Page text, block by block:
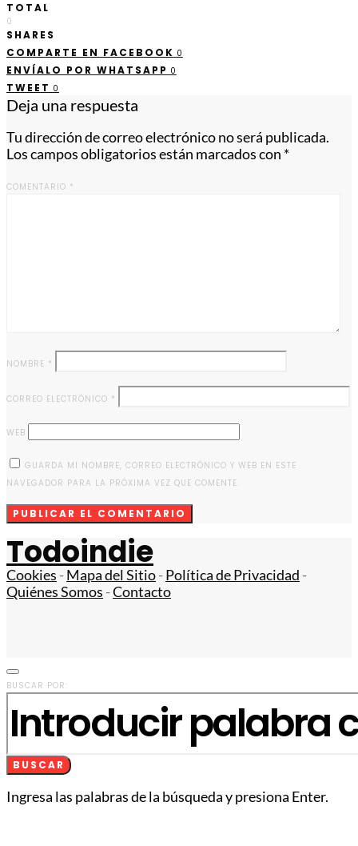
TOTAL
0
SHARES
COMPARTE EN FACEBOOK 0
ENVÍALO POR WHATSAPP 0
TWEET 0
Deja una respuesta
Tu dirección de correo electrónico no será publicada.
Los campos obligatorios están marcados con *
COMENTARIO *
NOMBRE *
CORREO ELECTRÓNICO *
WEB
GUARDA MI NOMBRE, CORREO ELECTRÓNICO Y WEB EN ESTE
NAVEGADOR PARA LA PRÓXIMA VEZ QUE COMENTE.
Todoindie
Cookies -Mapa del Sitio-Política de Privacidad -
Quiénes Somos -Contacto
BUSCAR POR:
BUSCAR
Ingresa las palabras de la búsqueda y presiona Enter.